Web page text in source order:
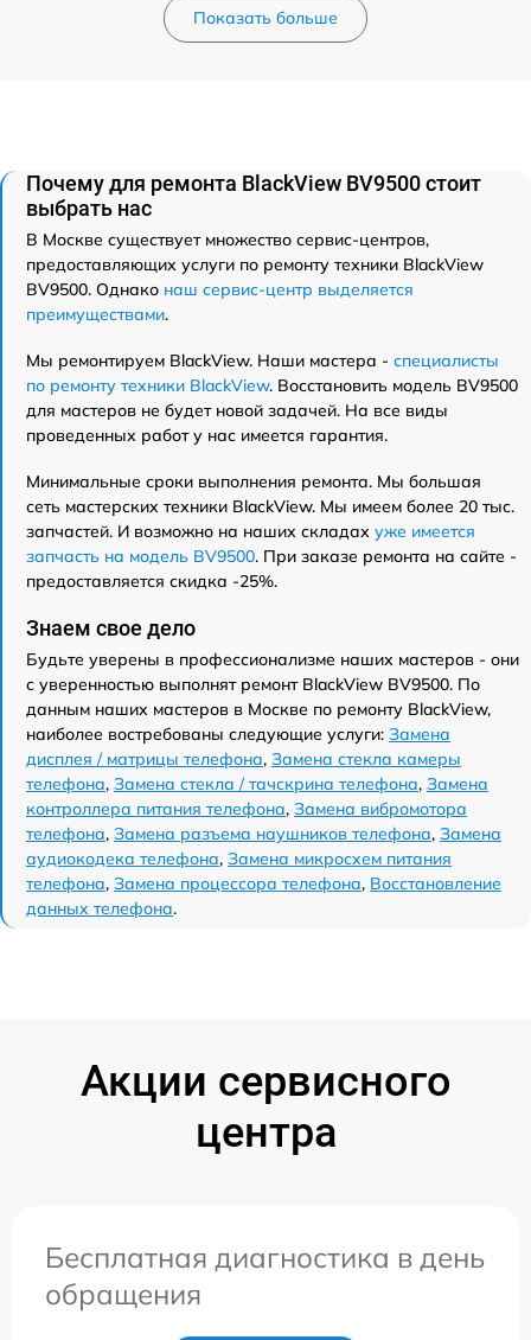
Показать больше
Почему для ремонта BlackView BV9500 стоит
выбрать нас
В Москве существует множество сервис-центров,
предоставляющих услуги по ремонту техники BlackView
BV9500. Однако наш сервис-центр выделяется
преимуществами.
Мы ремонтируем BlackView. Наши мастера - специалисты
по ремонту техники BlackView. Восстановить модель BV9500
для мастеров не будет новой задачей. На все виды
проведенных работ у нас имеется гарантия.
Минимальные сроки выполнения ремонта. Мы большая
сеть мастерских техники BlackView. Мы имеем более 20 тыс.
запчастей. И возможно на наших складах уже имеется
запчасть на модель BV9500. При заказе ремонта на сайте -
предоставляется скидка -25%.
Знаем свое дело
Будьте уверены в профессионализме наших мастеров - они
с уверенностью выполнят ремонт BlackView BV9500. По
данным наших мастеров в Москве по ремонту BlackView,
наиболее востребованы следующие услуги: Замена
дисплея / матрицы телефона, Замена стекла камеры
телефона, Замена стекла / тачскрина телефона, Замена
контроллера питания телефона, Замена вибромотора
телефона, Замена разъема наушников телефона, Замена
аудиокодека телефона, Замена микросхем питания
телефона, Замена процессора телефона, Восстановление
данных телефона.
Акции сервисного
центра
Бесплатная диагностика в день
обращения